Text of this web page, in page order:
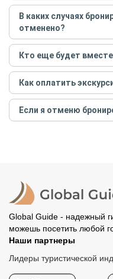
Достаточно перейти
написать гиду.
согласуйте с гидом
этого бронируйте
В каких случаях
отменено?
Только в случае
например, если
погоды аномально-
предупредит вас об
карту. Во всех
Кто еще будет
Если экскурсия
только для вас и
экскурсии будут
условий конкретной
Как оплатить
Создайте заказ на
предоплату как можно
путешественники не
организатору
Если я отменю
При отмене за 48
Global Guide - надежный
можешь посетить любой
Наши партнеры
Лидеры туристической